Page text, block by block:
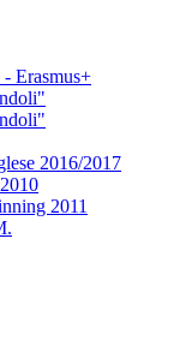
Erasmus+
2016/2017
2011